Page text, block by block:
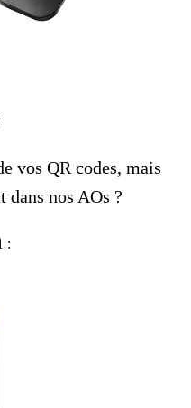
vos QR codes, mais
dans nos AOs ?
: